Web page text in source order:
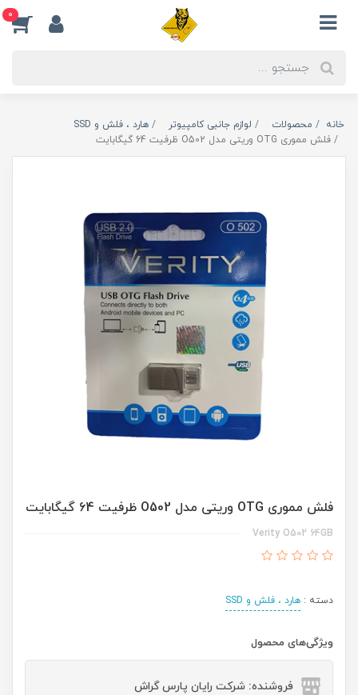
0
خانه محصولات لوازم جانبی کامپیوتر
هارد ، فلش و SSD
فلش مموری OTG وریتی مدل O502 ظرفیت 64 گیگابایت
فلش مموری OTG وریتی مدل O502 ظرفیت 64 گیگابایت
Verity O502 64GB
دسته : هارد ، فلش و SSD
ویژگی‌های محصول
فروشنده: شرکت رایان پارس گراش